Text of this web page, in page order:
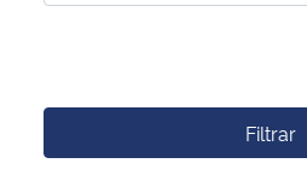
Filtrar